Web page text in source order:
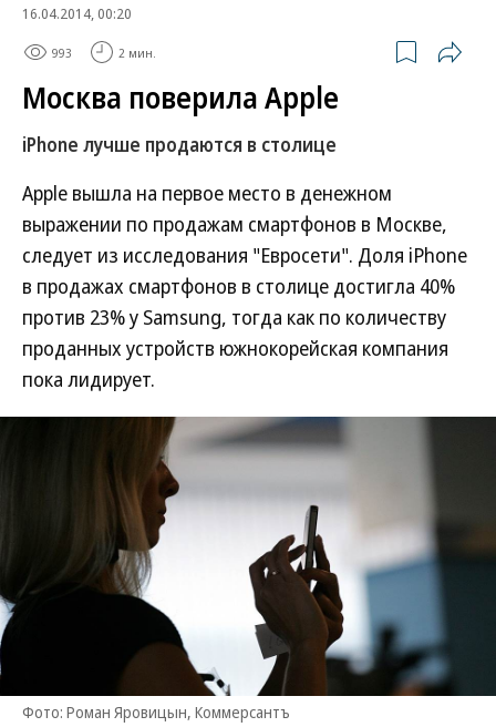
16.04.2014, 00:20
993 2 мин.
Москва поверила Apple
iPhone лучше продаются в столице
Apple вышла на первое место в денежном
выражении по продажам смартфонов в Москве,
следует из исследования "Евросети". Доля iPhone
в продажах смартфонов в столице достигла 40%
против 23% у Samsung, тогда как по количеству
проданных устройств южнокорейская компания
пока лидирует.
Фото: Роман Яровицын, Коммерсантъ